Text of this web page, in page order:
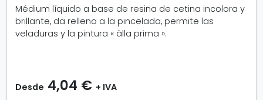
i
Médium líquido a base de resina de cetina incolora y
brillante, da relleno a la pincelada, permite las
veladuras y la pintura « àlla prima ».
Desde 4,04 € + IVA